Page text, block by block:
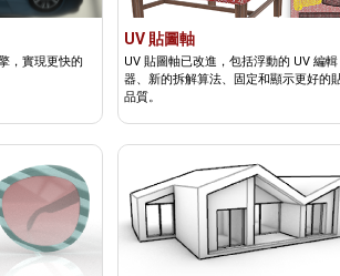
，實現更快的
UV 貼圖軸
UV 貼圖軸已改進，包括浮動的 UV 編輯
器、新的拆解算法、固定和顯示更好的
品質。